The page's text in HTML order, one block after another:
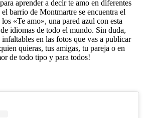
aprender a decir te amo en diferentes
barrio de Montmartre se encuentra el
«Te amo», una pared azul con esta
idiomas de todo el mundo. Sin duda,
infaltables en las fotos que vas a publicar
quieras, tus amigas, tu pareja o en
de todo tipo y para todos!